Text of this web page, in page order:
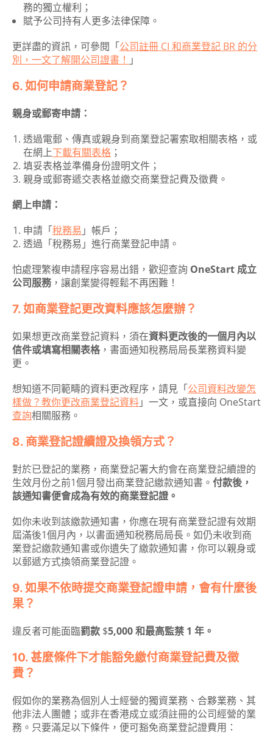
務的獨立權利；
賦予公司持有人更多法律保障。
更詳盡的資訊，可參閱「公司註冊 CI 和商業登記 BR 的分
別，一文了解開公司證書！ 」
6. 如何申請商業登記？
親身或郵寄申請：
透過電郵、傳真或親身到商業登記署索取相關表格，或
在網上下載有關表格 ；
填妥表格並準備身份證明文件；
親身或郵寄遞交表格並繳交商業登記費及徵費。
網上申請：
申請「稅務易 」帳戶；
透過「稅務易」進行商業登記申請。
怕處理繁複申請程序容易出錯，歡迎查詢 OneStart 成立
公司服務 ，讓創業變得輕鬆不再困難！
7. 如商業登記更改資料應該怎麼辦？
如果想更改商業登記資料，須在資料更改後的一個月內以
信件或填寫相關表格，書面通知稅務局局長業務資料變
更。
想知道不同範疇的資料更改程序，請見「公司資料改變怎
樣做？教你更改商業登記資料」一文，或直接向 OneStart
查詢相關服務。
8. 商業登記證續證及換領方式？
對於已登記的業務，商業登記署大約會在商業登記續證的
生效月份之前1個月發出商業登記繳款通知書。 付款後，
該通知書便會成為有效的商業登記證。
如你未收到該繳款通知書，你應在現有商業登記證有效期
屆滿後1個月內，以書面通知税務局局長。如仍未收到商
業登記繳款通知書或你遺失了繳款通知書，你可以親身或
以郵遞方式換領商業登記證。
9. 如果不依時提交商業登記證申請，會有什麼後
果？
違反者可能面臨罰款 $5,000 和最高監禁 1 年。
10. 甚麼條件下才能豁免繳付商業登記費及徵
費？
假如你的業務為個別人士經營的獨資業務、合夥業務、其
他非法人團體；或非在香港成立或須註冊的公司經營的業
務。只要滿足以下條件，便可豁免商業登記證費用：